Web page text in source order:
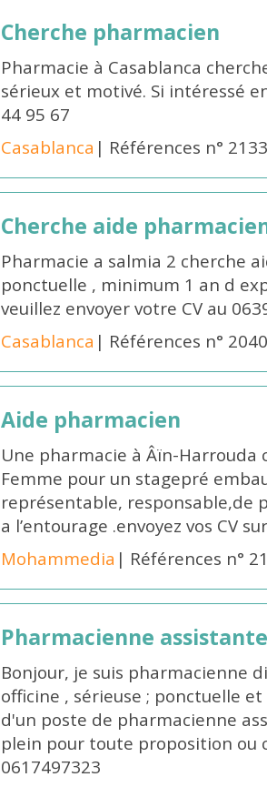
Cherche pharmacien
Pharmacie à Casablanca
sérieux et motivé. Si intéressé
44 95 67
Casablanca | Références n°
Cherche aide
Pharmacie a salmia 2 cherche
ponctuelle , minimum 1 an d
veuillez envoyer votre CV au
Casablanca | Références n°
Aide pharmacien
Une pharmacie à Âïn-Harrouda
Femme pour un stagepré
représentable,
a l’entourage .envoyez vos CV
Mohammedia | Références n°
Pharmacienne
Bonjour, je suis pharmacienne
officine , sérieuse ; ponctuelle
d'un poste de pharmacienne
plein pour toute proposition ou
0617497323